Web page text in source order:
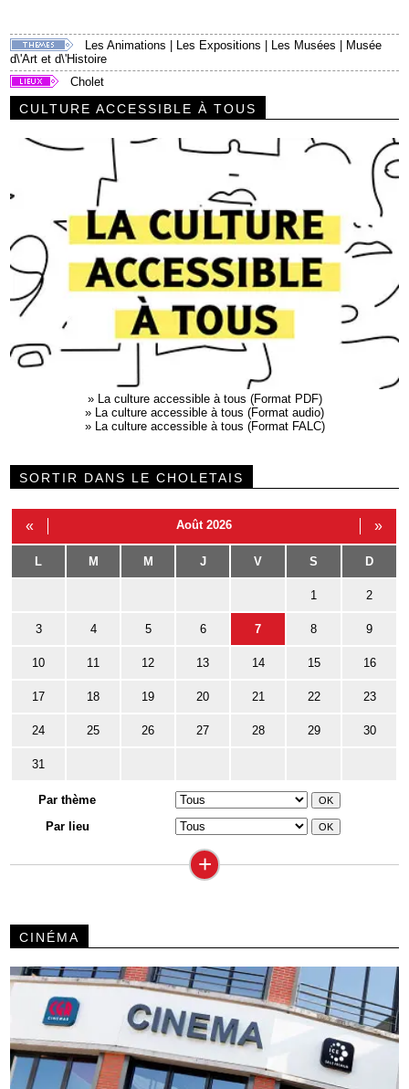
Les Animations Les Expositions Les Musées
Musée
d\'Art et d\'Histoire
Cholet
CULTURE ACCESSIBLE À TOUS
» La culture accessible à tous (Format PDF)
» La culture accessible à tous (Format audio)
» La culture accessible à tous (Format FALC)
SORTIR DANS LE CHOLETAIS
« Août 2026 »
L M M J V S D
1 2
3 4 5 6 7 8 9
10 11 12 13 14 15 16
17 18 19 20 21 22 23
24 25 26 27 28 29 30
31
Par thème
Par lieu
+
CINÉMA